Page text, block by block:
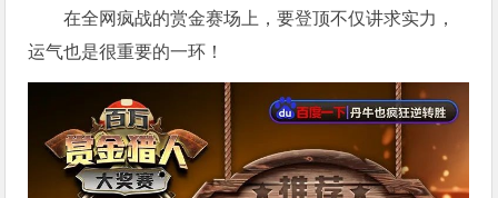
在全网疯战的赏金赛场上，要登顶不仅讲求实力，
运气也是很重要的一环！